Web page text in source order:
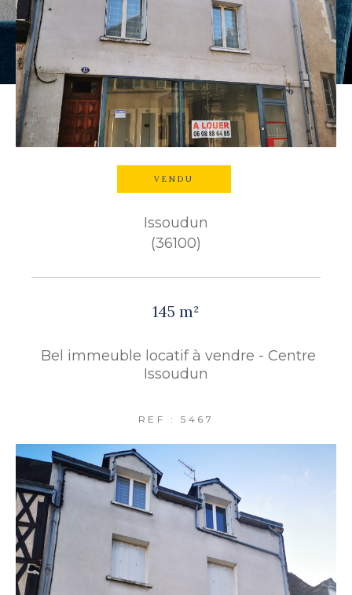
VENDU
Issoudun
(36100)
145 m²
Bel immeuble locatif à vendre - Centre
Issoudun
REF : 5467
Budget
Budget
Surface
Surface
Pièces
FILTRER PAR
NOUVEAUTÉS
RECHERCHER